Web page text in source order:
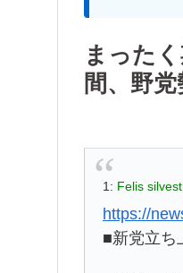
まった
間、野
1: Felis
https://
■新党立ち